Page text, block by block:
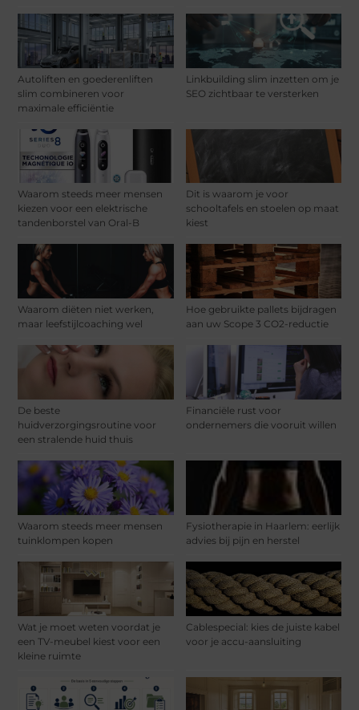
Autoliften en goederenliften
slim combineren voor
maximale efficiëntie
Linkbuilding slim inzetten om je
SEO zichtbaar te versterken
Waarom steeds meer mensen
kiezen voor een elektrische
tandenborstel van Oral-B
Dit is waarom je voor
schooltafels en stoelen op maat
kiest
Waarom diëten niet werken,
maar leefstijlcoaching wel
Hoe gebruikte pallets bijdragen
aan uw Scope 3 CO2-reductie
De beste
huidverzorgingsroutine voor
een stralende huid thuis
Financiële rust voor
ondernemers die vooruit willen
Waarom steeds meer mensen
tuinklompen kopen
Fysiotherapie in Haarlem: eerlijk
advies bij pijn en herstel
Wat je moet weten voordat je
een TV-meubel kiest voor een
kleine ruimte
Cablespecial: kies de juiste kabel
voor je accu-aansluiting